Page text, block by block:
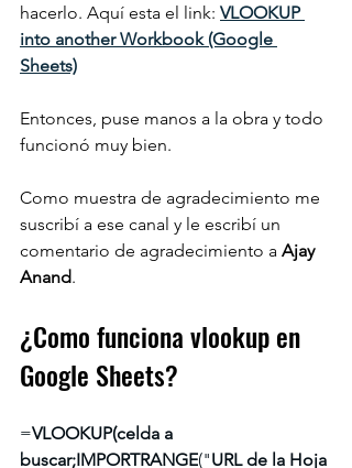
hacerlo. Aquí esta el link: VLOOKUP
into another Workbook (Google
Sheets)
Entonces, puse manos a la obra y todo
funcionó muy bien.
Como muestra de agradecimiento me
suscribí a ese canal y le escribí un
comentario de agradecimiento a Ajay
Anand.
¿Como funciona vlookup en
Google Sheets?
=VLOOKUP(celda a
buscar;IMPORTRANGE("URL de la Hoja